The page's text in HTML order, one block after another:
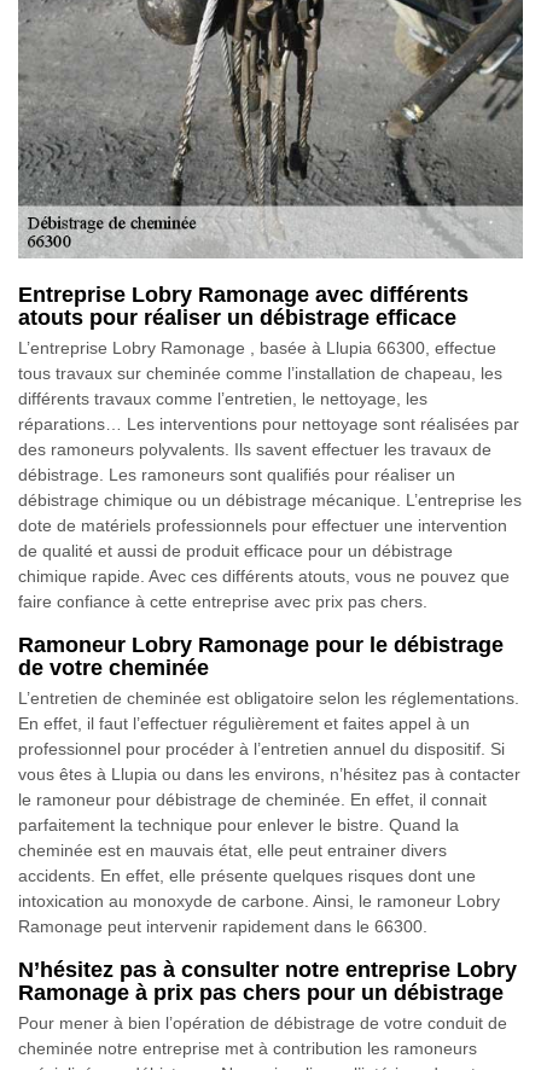
Entreprise Lobry Ramonage avec différents
atouts pour réaliser un débistrage efficace
L’entreprise Lobry Ramonage , basée à Llupia 66300, effectue
tous travaux sur cheminée comme l’installation de chapeau, les
différents travaux comme l’entretien, le nettoyage, les
réparations… Les interventions pour nettoyage sont réalisées par
des ramoneurs polyvalents. Ils savent effectuer les travaux de
débistrage. Les ramoneurs sont qualifiés pour réaliser un
débistrage chimique ou un débistrage mécanique. L’entreprise les
dote de matériels professionnels pour effectuer une intervention
de qualité et aussi de produit efficace pour un débistrage
chimique rapide. Avec ces différents atouts, vous ne pouvez que
faire confiance à cette entreprise avec prix pas chers.
Ramoneur Lobry Ramonage pour le débistrage
de votre cheminée
L’entretien de cheminée est obligatoire selon les réglementations.
En effet, il faut l’effectuer régulièrement et faites appel à un
professionnel pour procéder à l’entretien annuel du dispositif. Si
vous êtes à Llupia ou dans les environs, n’hésitez pas à contacter
le ramoneur pour débistrage de cheminée. En effet, il connait
parfaitement la technique pour enlever le bistre. Quand la
cheminée est en mauvais état, elle peut entrainer divers
accidents. En effet, elle présente quelques risques dont une
intoxication au monoxyde de carbone. Ainsi, le ramoneur Lobry
Ramonage peut intervenir rapidement dans le 66300.
N’hésitez pas à consulter notre entreprise Lobry
Ramonage à prix pas chers pour un débistrage
Pour mener à bien l’opération de débistrage de votre conduit de
cheminée notre entreprise met à contribution les ramoneurs